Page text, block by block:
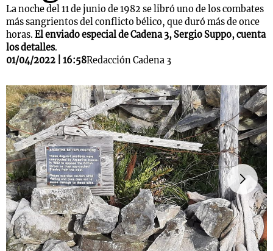
La noche del 11 de junio de 1982 se libró uno de los combates
más sangrientos del conflicto bélico, que duró más de once
horas. El enviado especial de Cadena 3, Sergio Suppo, cuenta
los detalles.
01/04/2022 | 16:58Redacción Cadena 3